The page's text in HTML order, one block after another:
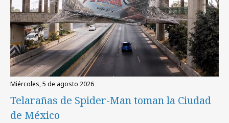
miércoles, 5 de agosto 2026
Telarañas de Spider-Man toman la Ciudad
de México